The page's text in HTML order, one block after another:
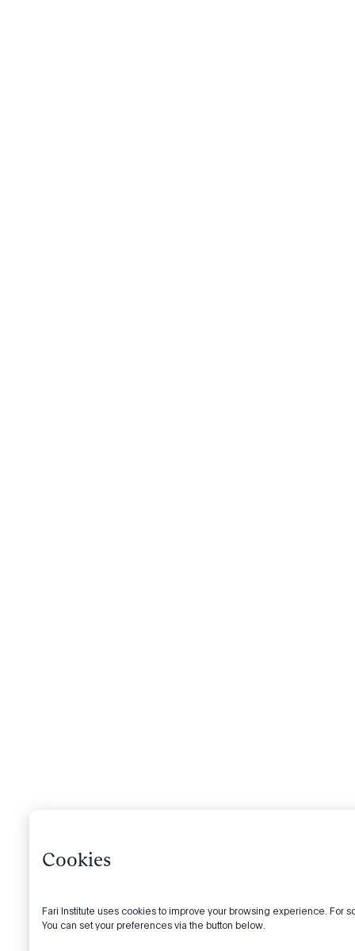
Cookies
Fari Institute uses cookies to improve your browsing experience. For
You can set your preferences via the button below.